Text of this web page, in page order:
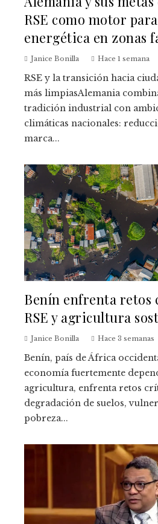
RSE como motor
energética en zonas
Janice Bonilla Hace 1 semana
RSE y la transición hacia
más limpiasAlemania
tradición industrial con
climáticas nacionales:
marca...
Benín enfrenta retos
RSE y agricultura
Janice Bonilla Hace 3 semanas
Benín, país de África
economía fuertemente
agricultura, enfrenta retos
degradación de suelos,
pobreza...